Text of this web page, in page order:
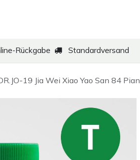
Rückgabe Standardversand
19 Jia Wei Xiao Yao San 84 Pian